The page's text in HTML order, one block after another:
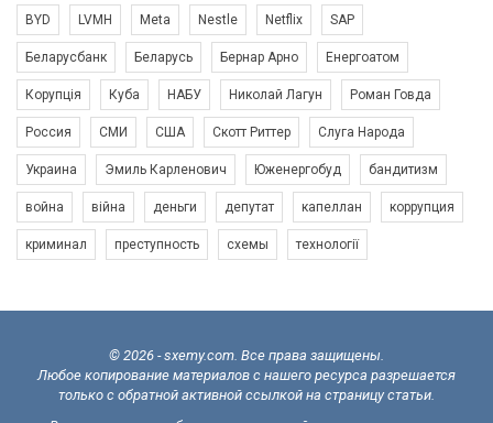
BYD LVMH Meta Nestle Netflix SAP
Беларусбанк Беларусь Бернар Арно Енергоатом
Корупція Куба НАБУ Николай Лагун Роман Говда
Россия СМИ США Скотт Риттер Слуга Народа
Украина Эмиль Карленович Юженергобуд бандитизм
война війна деньги депутат капеллан коррупция
криминал преступность схемы технології
© 2026 - sxemy.com. Все права защищены.
Любое копирование материалов с нашего ресурса разрешается
только с обратной активной ссылкой на страницу статьи.